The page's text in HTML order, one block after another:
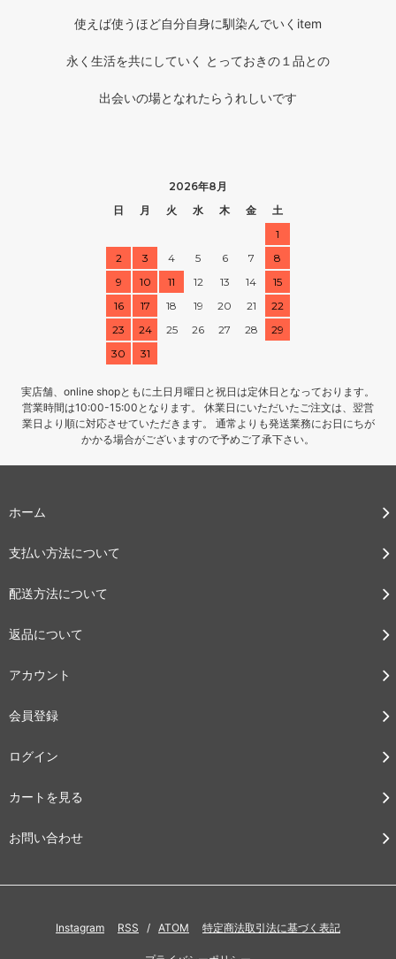
使えば使うほど自分自身に馴染んでいくitem
永く生活を共にしていく とっておきの１品との
出会いの場となれたらうれしいです
2026年8月
日
月 火 水 木 金
土
1
2
3 4 5 6 7
8
9
10 11 12 13 14
15
16
17 18 19 20 21
22
23
24 25 26 27 28
29
30
31
実店舗、online shopともに土日月曜日と祝日は定休日となっております。
営業時間は10:00-15:00となります。 休業日にいただいたご注文は、翌営
業日より順に対応させていただきます。 通常よりも発送業務にお日にちが
かかる場合がございますので予めご了承下さい。
ホーム
支払い方法について
配送方法について
返品について
アカウント
会員登録
ログイン
カートを見る
お問い合わせ
Instagram RSS / ATOM 特定商法取引法に基づく表記